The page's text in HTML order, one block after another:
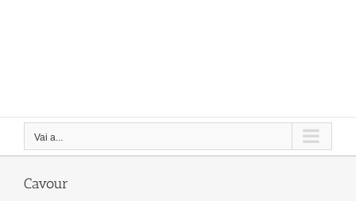
Vai a...
Cavour